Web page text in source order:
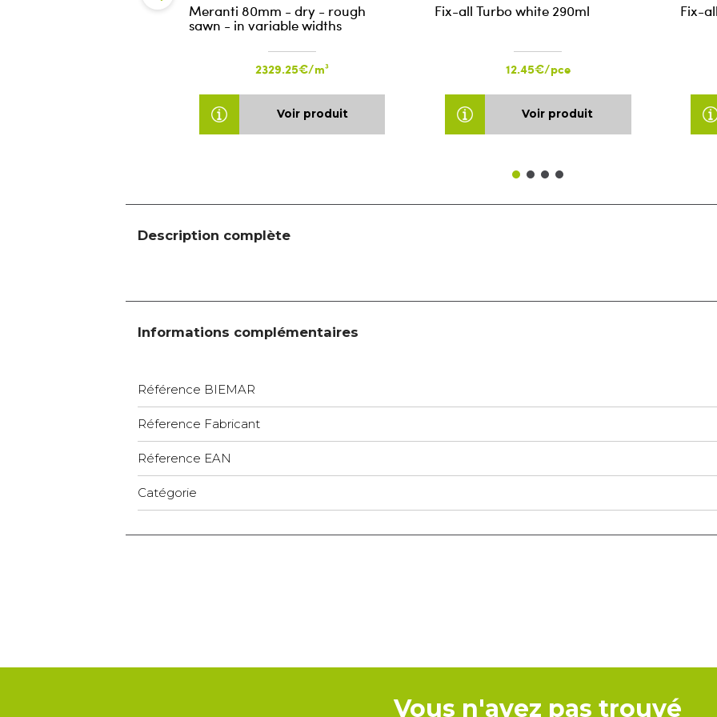
Meranti 80mm - dry - rough
sawn - in variable widths
2329.25€/m³
Voir produit
Fix-all Turbo white 290ml
12.45€/pce
Voir produit
Fix-
Description complète
Informations complémentaires
Référence BIEMAR
Réference Fabricant
Réference EAN
Catégorie
Vous n'avez pas trouvé